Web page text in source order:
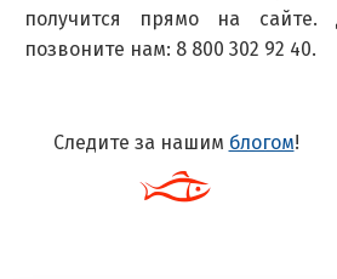
получится прямо на сайте.
позвоните нам: 8 800 302 92 40.
Следите за нашим блогом!